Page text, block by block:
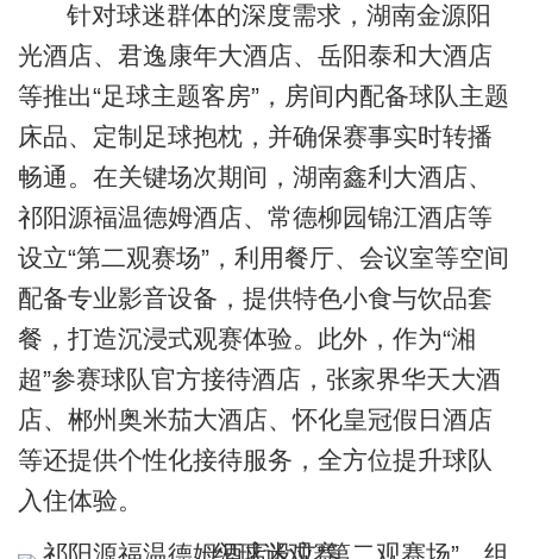
针对球迷群体的深度需求，湖南金源阳
光酒店、君逸康年大酒店、岳阳泰和大酒店
等推出“足球主题客房”，房间内配备球队主题
床品、定制足球抱枕，并确保赛事实时转播
畅通。在关键场次期间，湖南鑫利大酒店、
祁阳源福温德姆酒店、常德柳园锦江酒店等
设立“第二观赛场”，利用餐厅、会议室等空间
配备专业影音设备，提供特色小食与饮品套
餐，打造沉浸式观赛体验。此外，作为“湘
超”参赛球队官方接待酒店，张家界华天大酒
店、郴州奥米茄大酒店、怀化皇冠假日酒店
等还提供个性化接待服务，全方位提升球队
入住体验。